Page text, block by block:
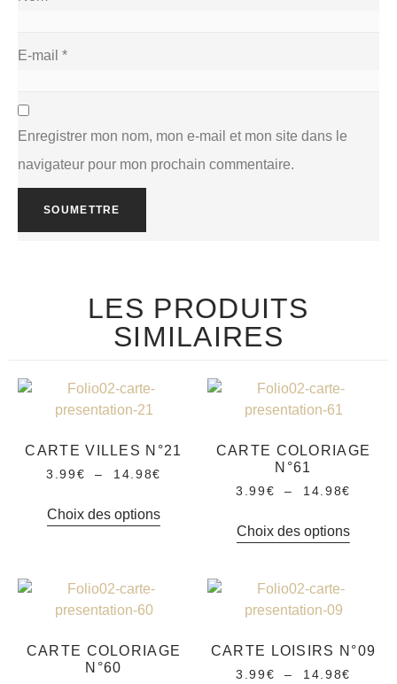
E-mail *
Enregistrer mon nom, mon e-mail et mon site dans le
navigateur pour mon prochain commentaire.
LES PRODUITS
SIMILAIRES
CARTE VILLES N°21
3.99 € – 14.98€
Choix des options
CARTE COLORIAGE
N°61
3.99 € – 14.98€
Choix des options
CARTE COLORIAGE
N°60
CARTE LOISIRS N°09
3.99 € – 14.98€